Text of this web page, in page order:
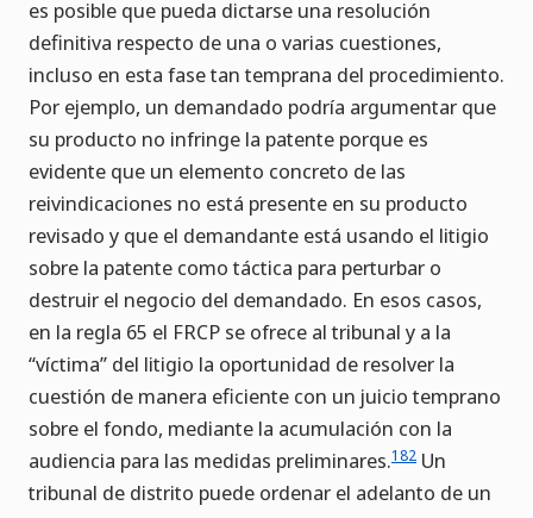
es posible que pueda dictarse una resolución
definitiva respecto de una o varias cuestiones,
incluso en esta fase tan temprana del procedimiento.
Por ejemplo, un demandado podría argumentar que
su producto no infringe la patente porque es
evidente que un elemento concreto de las
reivindicaciones no está presente en su producto
revisado y que el demandante está usando el litigio
sobre la patente como táctica para perturbar o
destruir el negocio del demandado. En esos casos,
en la regla 65 el FRCP se ofrece al tribunal y a la
“víctima” del litigio la oportunidad de resolver la
cuestión de manera eficiente con un juicio temprano
sobre el fondo, mediante la acumulación con la
audiencia para las medidas preliminares.182 Un
tribunal de distrito puede ordenar el adelanto de un